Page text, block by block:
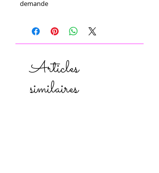
demande
Articles
similaires